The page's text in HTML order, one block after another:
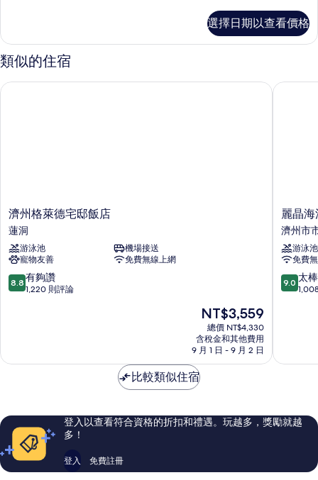
相
片
Double
的
詳
選擇日期以查看價格
類似的住宿
濟
州
格
萊
德
宅
邸
濟州格萊德宅邸飯店
蓮洞
游泳池
機場接送
寵物友善
免費無線上網
8.8
分，
夠
評
論
8.8 有夠讚
1,220 則評論
現
在
價
格
為
NT$3,559
總價 NT$4,330
含稅金和其他費用
9 月 1 日 - 9 月 2 日
濟州格萊德宅邸飯店
麗
晶
海
濱
飯
店
濟
麗晶
濟州市
游泳池
免費
9.0
分，
棒
評
論
9.0 太
麗晶海
比較類似住宿
登入以查看符合資格的折扣和禮遇。玩越多，獎勵就越
多！
登入 免費註冊